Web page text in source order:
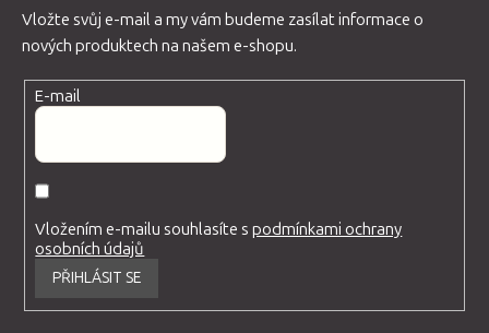
Vložte svůj e-mail a my vám budeme zasílat informace o
nových produktech na našem e-shopu.
E-mail
Vložením e-mailu souhlasíte spodmínkami ochrany
osobních údajů
PŘIHLÁSIT SE